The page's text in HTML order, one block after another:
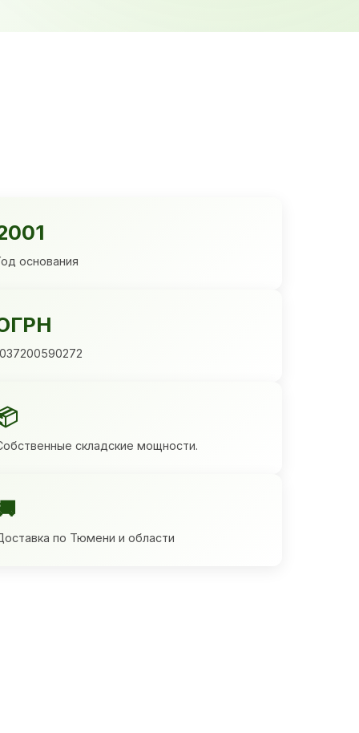
основания
складские мощности.
по Тюмени и области